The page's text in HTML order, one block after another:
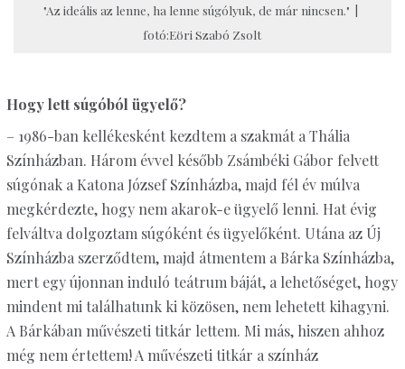
"Az ideális az lenne, ha lenne súgólyuk, de már nincsen." |
fotó:Eöri Szabó Zsolt
Hogy lett súgóból ügyelő?
– 1986-ban kellékesként kezdtem a szakmát a Thália
Színházban. Három évvel később Zsámbéki Gábor felvett
súgónak a Katona József Színházba, majd fél év múlva
megkérdezte, hogy nem akarok-e ügyelő lenni. Hat évig
felváltva dolgoztam súgóként és ügyelőként. Utána az Új
Színházba szerződtem, majd átmentem a Bárka Színházba,
mert egy újonnan induló teátrum báját, a lehetőséget, hogy
mindent mi találhatunk ki közösen, nem lehetett kihagyni.
A Bárkában művészeti titkár lettem. Mi más, hiszen ahhoz
még nem értettem! A művészeti titkár a színház